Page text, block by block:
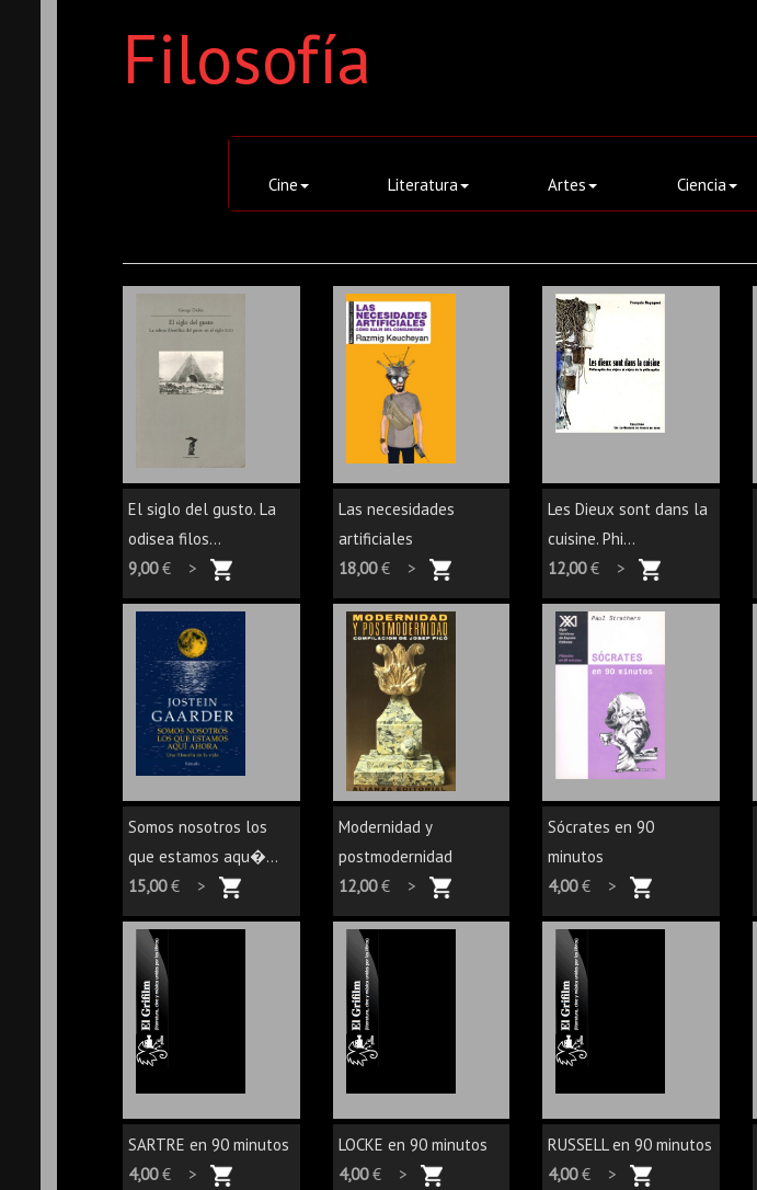
Filosofía
Cine Literatura Artes Ciencia
El siglo del gusto. La
odisea filos...
9,00€ >
Las necesidades
artificiales
18,00€ >
Les Dieux sont dans la
cuisine. Phi...
12,00€ >
Somos nosotros los
que estamos aqu�...
15,00€ >
Modernidad y
postmodernidad
12,00€ >
Sócrates en 90
minutos
4,00€ >
SARTRE en 90 minutos
4,00€ >
LOCKE en 90 minutos
4,00€ >
RUSSELL en 90 minutos
4,00€ >